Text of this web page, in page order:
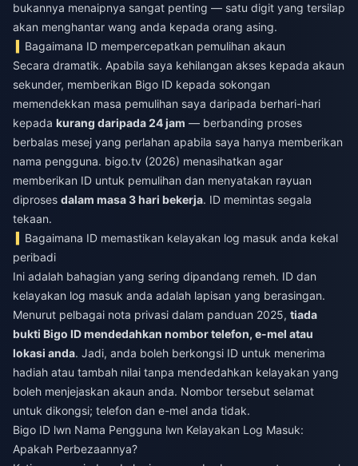
bukannya menaipnya sangat penting — satu digit yang tersilap
akan menghantar wang anda kepada orang asing.
Bagaimana ID mempercepatkan pemulihan akaun
Secara dramatik. Apabila saya kehilangan akses kepada akaun
sekunder, memberikan Bigo ID kepada sokongan
memendekkan masa pemulihan saya daripada berhari-hari
kepada kurang daripada 24 jam — berbanding proses
berbalas mesej yang perlahan apabila saya hanya memberikan
nama pengguna. bigo.tv (2026) menasihatkan agar
memberikan ID untuk pemulihan dan menyatakan rayuan
diproses dalam masa 3 hari bekerja. ID memintas segala
tekaan.
Bagaimana ID memastikan kelayakan log masuk anda kekal
peribadi
Ini adalah bahagian yang sering dipandang remeh. ID dan
kelayakan log masuk anda adalah lapisan yang berasingan.
Menurut pelbagai nota privasi dalam panduan 2025, tiada
bukti Bigo ID mendedahkan nombor telefon, e-mel atau
lokasi anda. Jadi, anda boleh berkongsi ID untuk menerima
hadiah atau tambah nilai tanpa mendedahkan kelayakan yang
boleh menjejaskan akaun anda. Nombor tersebut selamat
untuk dikongsi; telefon dan e-mel anda tidak.
Bigo ID lwn Nama Pengguna lwn Kelayakan Log Masuk:
Apakah Perbezaannya?